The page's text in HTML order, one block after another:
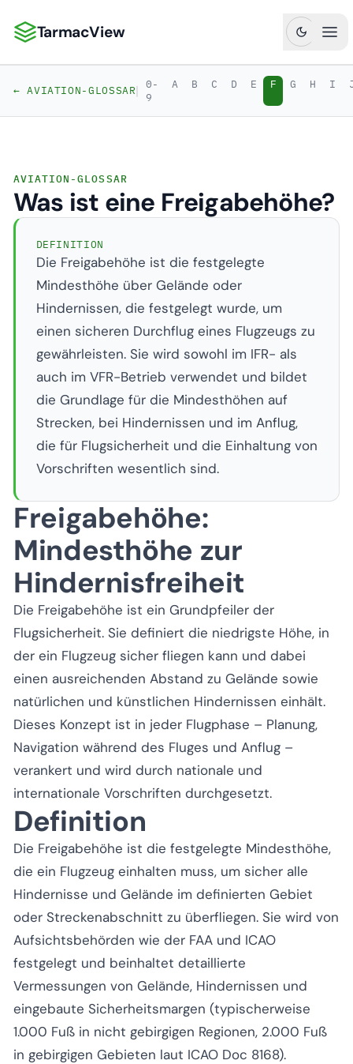
TarmacView: Präzisionsluftfahrtanalytik
TarmacView
← AVIATION-GLOSSAR| 0-
9
A B C D E F G H I
AVIATION-GLOSSAR
Was ist eine Freigabehöhe?
DEFINITION
Die Freigabehöhe ist die festgelegte
Mindesthöhe über Gelände oder
Hindernissen, die festgelegt wurde, um
einen sicheren Durchflug eines Flugzeugs zu
gewährleisten. Sie wird sowohl im IFR- als
auch im VFR-Betrieb verwendet und bildet
die Grundlage für die Mindesthöhen auf
Strecken, bei Hindernissen und im Anflug,
die für Flugsicherheit und die Einhaltung von
Vorschriften wesentlich sind.
Freigabehöhe:
Mindesthöhe zur
Hindernisfreiheit
Die Freigabehöhe ist ein Grundpfeiler der
Flugsicherheit. Sie definiert die niedrigste Höhe, in
der ein Flugzeug sicher fliegen kann und dabei
einen ausreichenden Abstand zu Gelände sowie
natürlichen und künstlichen Hindernissen einhält.
Dieses Konzept ist in jeder Flugphase – Planung,
Navigation während des Fluges und Anflug –
verankert und wird durch nationale und
internationale Vorschriften durchgesetzt.
Definition
Die Freigabehöhe ist die festgelegte Mindesthöhe,
die ein Flugzeug einhalten muss, um sicher alle
Hindernisse und Gelände im definierten Gebiet
oder Streckenabschnitt zu überfliegen. Sie wird von
Aufsichtsbehörden wie der FAA und ICAO
festgelegt und beinhaltet detaillierte
Vermessungen von Gelände, Hindernissen und
eingebaute Sicherheitsmargen (typischerweise
1.000 Fuß in nicht gebirgigen Regionen, 2.000 Fuß
in gebirgigen Gebieten laut ICAO Doc 8168).